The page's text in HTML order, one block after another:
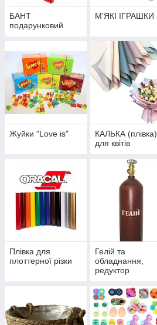
БАНТ
подарунковий
М'ЯКІ ІГРАШКИ
Жуйки "Love is"
КАЛЬКА (плівка)
для квітів
Плівка для
плоттерної різки
Гелій та
обладнання,
редуктор